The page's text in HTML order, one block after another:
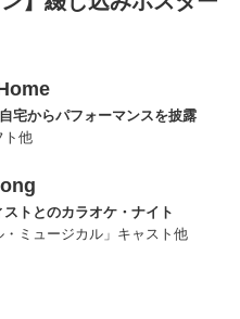
宅からパフォーマンスを披露
ト他
トとのカラオケ・ナイト
ミュージカル」キャスト他